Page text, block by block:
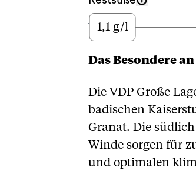
Wenig
1,1 g/l
Das Besondere
Die VDP Große
badischen
Granat. Die
Winde sorgen für
und optimalen